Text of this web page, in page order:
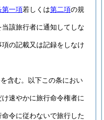
第一項若しくは第二項の規
該旅行者に通知してしな
項の記載又は記録をしなけ
含む。以下この条におい
速やかに旅行命令権者に
令に従わないで旅行した